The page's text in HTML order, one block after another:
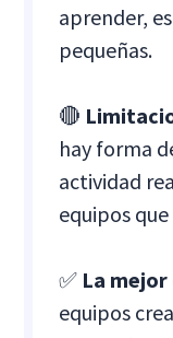
aprender,
pequeñas.
🔴
hay forma
actividad
equipos
✅ La
equipos